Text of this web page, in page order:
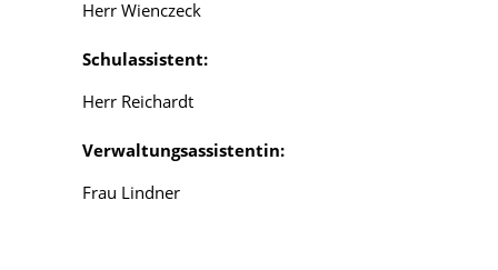
Herr Wienczeck
Schulassistent:
Herr Reichardt
Verwaltungsassistentin:
Frau Lindner